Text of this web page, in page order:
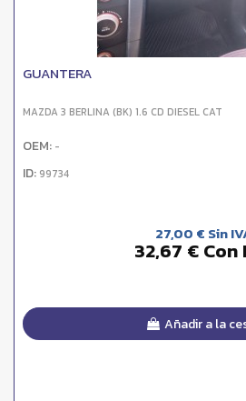
GUANTERA
MAZDA 3 BERLINA (BK) 1.6 CD DIESEL CAT
OEM: -
ID: 99734
27,00 € Sin
32,67 € Con
Añadir a la